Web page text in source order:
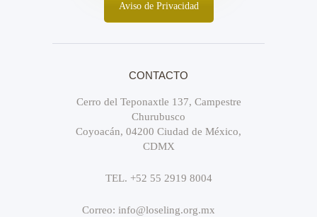
Aviso de Privacidad
CONTACTO
Cerro del Teponaxtle 137, Campestre
Churubusco
Coyoacán, 04200 Ciudad de México,
CDMX
TEL. +52 55 2919 8004
Correo: info@loseling.org.mx